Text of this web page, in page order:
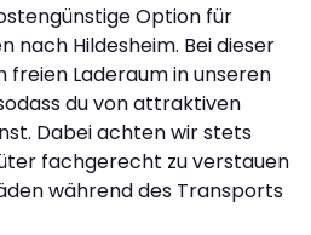
Option für
nach Hildesheim. Bei dieser
freien Laderaum in unseren
du von attraktiven
Dabei achten wir stets
fachgerecht zu verstauen
während des Transports